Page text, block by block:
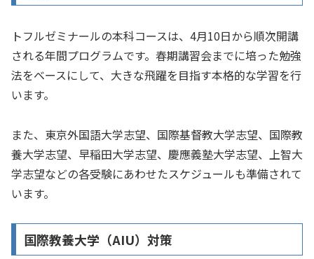
トフルゼミナールの本科コースは、4月10日から順次開講
される年間プログラムです。春期講習会までに培った勉強
法をベースにして、大きな飛躍を目指す本格的な学習を行
います。
また、東京外国語大学志望、国際基督教大学志望、国際教
養大学志望、早稲田大学志望、慶應義塾大学志望、上智大
学志望などの各受験にあわせたスケジュールも準備されて
います。
国際教養大学（AIU）対策